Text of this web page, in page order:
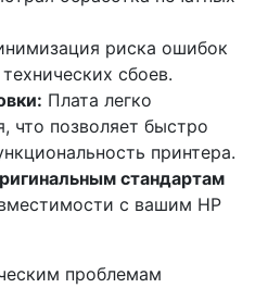
риска ошибок
сбоев.
Плата легко
что позволяет быстро
принтера.
стандартам
с вашим HP
проблемам